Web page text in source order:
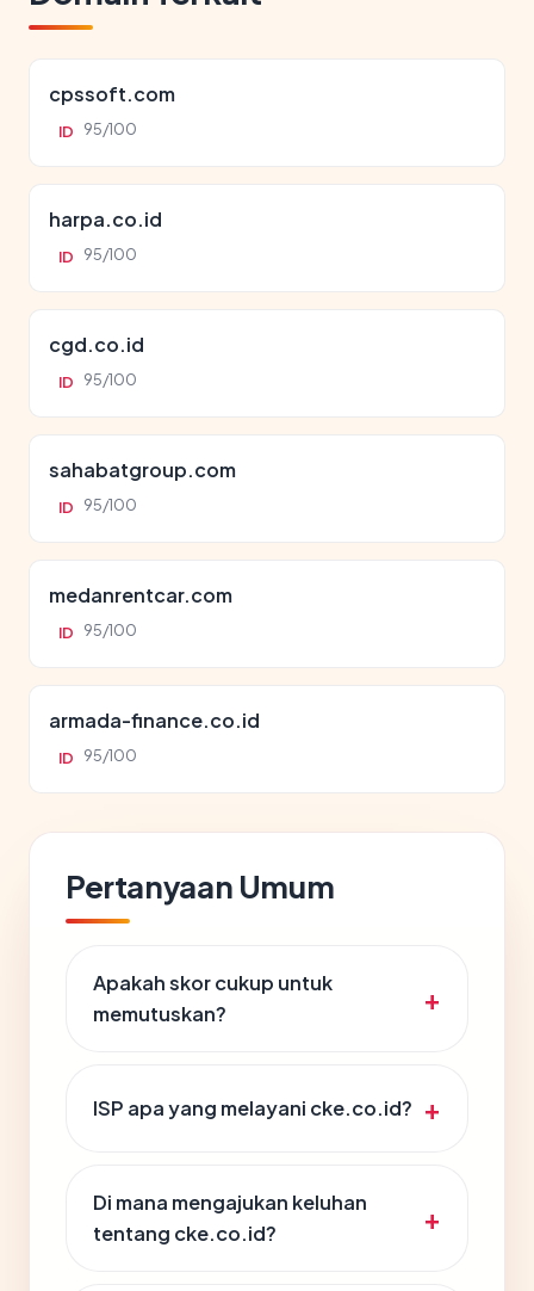
cpssoft.com
ID 95/100
harpa.co.id
ID 95/100
cgd.co.id
ID 95/100
sahabatgroup.com
ID 95/100
medanrentcar.com
ID 95/100
armada-finance.co.id
ID 95/100
Pertanyaan Umum
Apakah skor cukup untuk
memutuskan?
ISP apa yang melayani cke.co.id?
Di mana mengajukan keluhan
tentang cke.co.id?